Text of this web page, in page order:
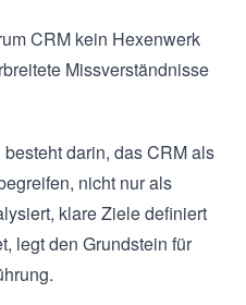
CRM kein Hexenwerk
Missverständnisse
darin, das CRM als
nicht nur als
klare Ziele definiert
legt den Grundstein für